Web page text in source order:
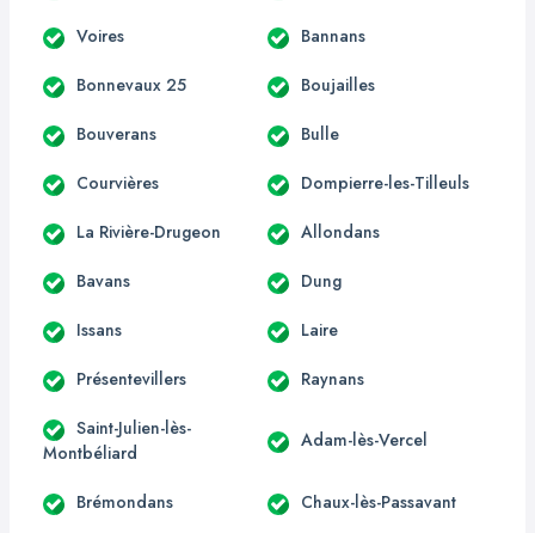
Voires Bannans
Bonnevaux 25 Boujailles
Bouverans Bulle
Courvières Dompierre-les-Tilleuls
La Rivière-Drugeon Allondans
Bavans Dung
Issans Laire
Présentevillers Raynans
Saint-Julien-lès-
Montbéliard
Adam-lès-Vercel
Brémondans Chaux-lès-Passavant